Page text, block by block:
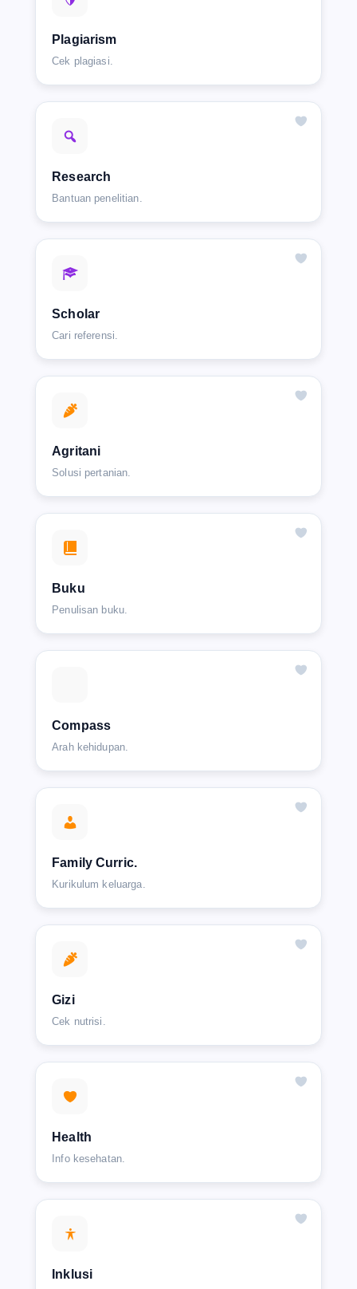
Plagiarism
Cek plagiasi.
Research
Bantuan penelitian.
Scholar
Cari referensi.
Agritani
Solusi pertanian.
Buku
Penulisan buku.
Compass
Arah kehidupan.
Family Curric.
Kurikulum keluarga.
Gizi
Cek nutrisi.
Health
Info kesehatan.
Inklusi